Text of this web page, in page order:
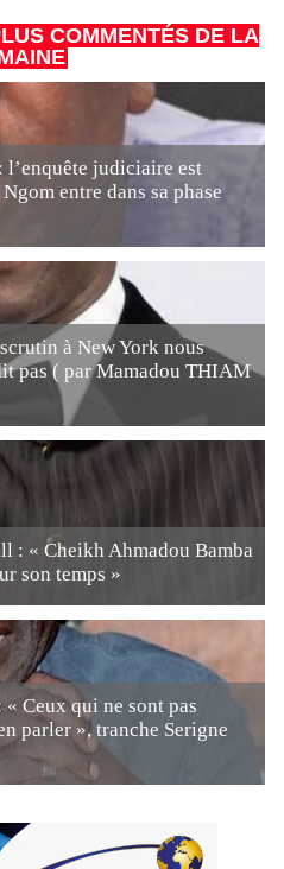
COMMENTÉS DE LA
judiciaire est
entre dans sa phase
à New York nous
pas ( par Mamadou THIAM
: « Cheikh Ahmadou Bamba
son temps »
Ceux qui ne sont pas
parler », tranche Serigne